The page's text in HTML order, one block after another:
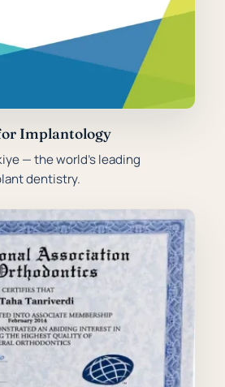
Implantology
— the world's leading
dentistry.